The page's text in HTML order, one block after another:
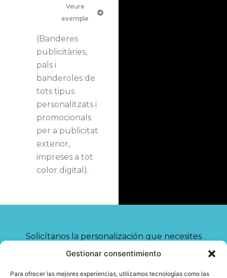
Gestionar consentimiento
Para ofrecer las mejores experiencias, utilizamos tecnologías como las
Veure
exemple
(Banderes
publicitàries,
pals i
banderoles de
tots tipus
personalitzats i
promocionals
per a publicitat
exterior,
impreses a tot
color digital).
Solicítanos la personalización que necesites